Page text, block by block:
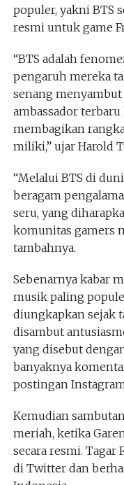
populer, yakni BTS
resmi untuk game
“BTS adalah
pengaruh mereka
senang menyambut
ambassador
membagikan
miliki,” ujar Harold
“Melalui BTS di
beragam
seru, yang
komunitas gamers
tambahnya.
Sebenarnya kabar
musik paling
diungkapkan sejak
disambut
yang disebut
banyaknya
postingan
Kemudian
meriah, ketika
secara resmi. Tagar
di Twitter dan